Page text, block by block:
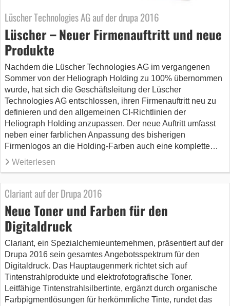
Lüscher Technologies AG auf der drupa 2016
Lüscher – Neuer Firmenauftritt und neue
Produkte
Nachdem die Lüscher Technologies AG im vergangenen
Sommer von der Heliograph Holding zu 100% übernommen
wurde, hat sich die Geschäftsleitung der Lüscher
Technologies AG entschlossen, ihren Firmenauftritt neu zu
definieren und den allgemeinen CI-Richtlinien der
Heliograph Holding anzupassen. Der neue Auftritt umfasst
neben einer farblichen Anpassung des bisherigen
Firmenlogos an die Holding-Farben auch eine komplette…
Weiterlesen
Clariant auf der Drupa 2016
Neue Toner und Farben für den
Digitaldruck
Clariant, ein Spezialchemieunternehmen, präsentiert auf der
Drupa 2016 sein gesamtes Angebotsspektrum für den
Digitaldruck. Das Hauptaugenmerk richtet sich auf
Tintenstrahlprodukte und elektrofotografische Toner.
Leitfähige Tintenstrahlsilbertinte, ergänzt durch organische
Farbpigmentlösungen für herkömmliche Tinte, rundet das